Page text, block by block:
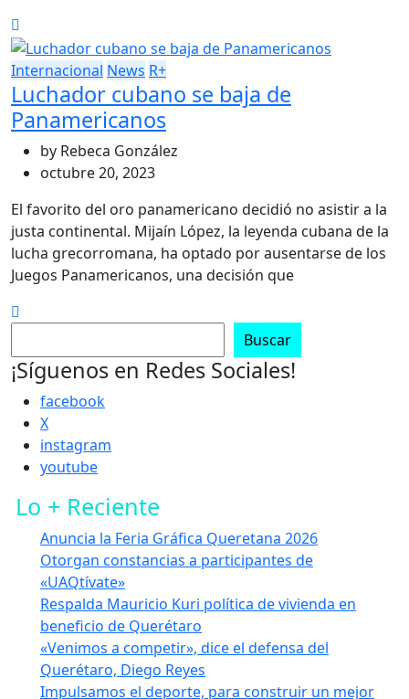
Internacional News R+
Luchador cubano se baja de
Panamericanos
by Rebeca González
octubre 20, 2023
El favorito del oro panamericano decidió no asistir a la
justa continental. Mijaín López, la leyenda cubana de la
lucha grecorromana, ha optado por ausentarse de los
Juegos Panamericanos, una decisión que
Buscar
¡Síguenos en Redes Sociales!
facebook
X
instagram
youtube
Lo + Reciente
Anuncia la Feria Gráfica Queretana 2026
Otorgan constancias a participantes de
«UAQtívate»
Respalda Mauricio Kuri política de vivienda en
beneficio de Querétaro
«Venimos a competir», dice el defensa del
Querétaro, Diego Reyes
Impulsamos el deporte, para construir un mejor